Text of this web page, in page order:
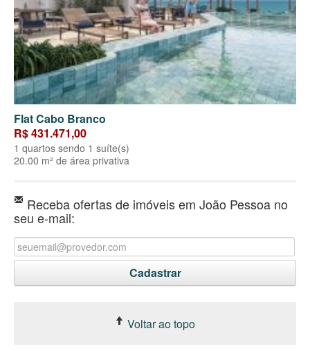
Flat Cabo Branco
R$ 431.471,00
1 quartos sendo 1 suíte(s)
20.00 m² de área privativa
Receba ofertas de imóveis em João Pessoa no
seu e-mail:
Voltar ao topo